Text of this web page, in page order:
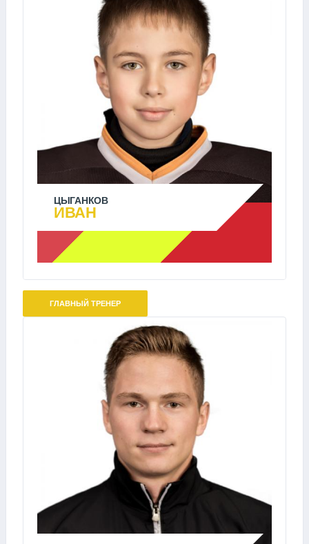
ЦЫГАНКОВ
ИВАН
ГЛАВНЫЙ ТРЕНЕР